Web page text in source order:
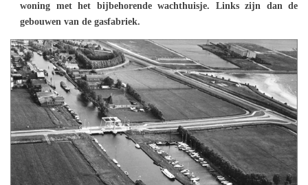
woning met het bijbehorende wachthuisje. Links zijn dan de
gebouwen van de gasfabriek.